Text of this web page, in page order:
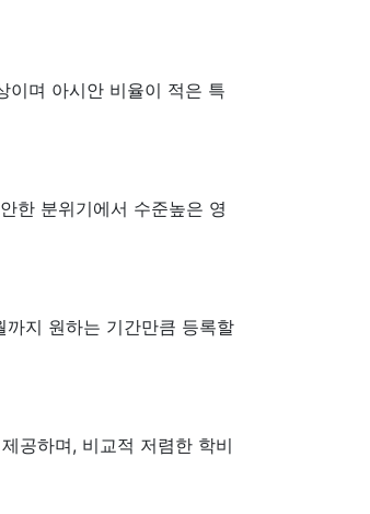
이며 아시안 비율이 적은 특
한 분위기에서 수준높은 영
까지 원하는 기간만큼 등록할
공하며, 비교적 저렴한 학비